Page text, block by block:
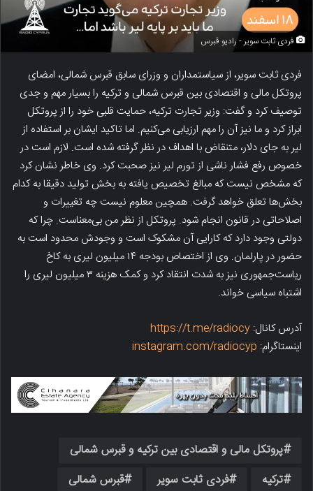
فردی ثابت سویر - رادیو قبرس
فردی ثابت سویر، از سیاستمداران و وزرای سابق قبرس شمالی، امضای
پروتکل مالی و اقتصادی بین قبرس شمالی و ترکیه را بسیار مهم و جدی
توصیف کرد و گفت: وزیر تجارت ترکیه، حمایت قلبی خود را از پروتکل
ابراز کرد و ما نیز آن را مهم ارزیابی می‌کنیم. اما تاکید ایشان بر استفاده از
لیر به جای دلار، متنقاض با اهداف در نظر گرفته شده است. لازم است در
خصوص رفع فشار ناشی از تورم لیر نیز صحبت کرد. وی خاطر نشان کرد
که مشخص نیست که مبالغ تخصیص یافته به بخش تولید دقیقا به کدام
بخش‌ها تعلق خواهد گرفت. همچین معلوم نیست چه تغییرات و
اصلاحاتی در قانون انجام شود. پروتکل از نظر من بی‌معناست. چرا که
دولتی وجود دارد که کارایی آن مشکوک است و وجودش محدود است به
حضور در پارلمان. وی از اختصاص بودجه ۱۴ میلیون لیری به کاخ
ریاست‌جمهوری نیز به شدت انتقاد کرد و کمک هزینه ۳ میلیون لیری را
اشتباه سیاسی خواند.
آدرس کانال: https://t.me/radiocy
اینستاگرام: instagram.com/radiocyp
پروتکل مالی و اقتصادی بین ترکیه و قبرس شمالی
ترکیه
فردی ثابت سویر قبرس شمالی